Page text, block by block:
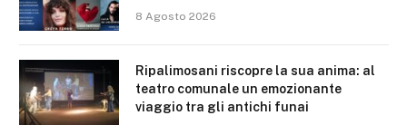
8 Agosto 2026
Ripalimosani riscopre la sua anima: al
teatro comunale un emozionante
viaggio tra gli antichi funai